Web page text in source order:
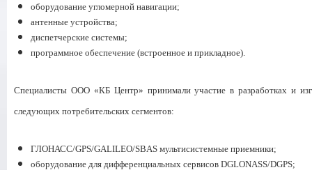
оборудование угломерной навигации;
антенные устройства;
диспетчерские системы;
программное обеспечение (встроенное и прикладное).
Специалисты ООО «КБ Центр» принимали участие в разработках и
следующих потребительских сегментов:
ГЛОНАСС/GPS/GALILEO/SBAS мультисистемные приемники;
оборудование для дифференциальных сервисов DGLONASS/DGPS;